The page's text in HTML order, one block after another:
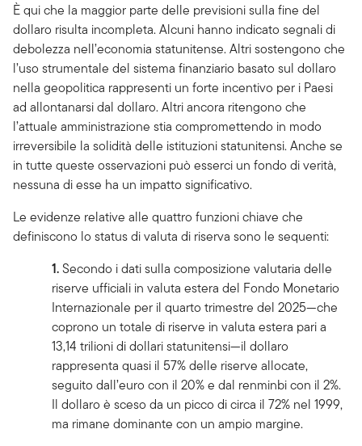
È qui che la maggior parte delle previsioni sulla fine del
dollaro risulta incompleta. Alcuni hanno indicato segnali di
debolezza nell’economia statunitense. Altri sostengono che
l’uso strumentale del sistema finanziario basato sul dollaro
nella geopolitica rappresenti un forte incentivo per i Paesi
ad allontanarsi dal dollaro. Altri ancora ritengono che
l’attuale amministrazione stia compromettendo in modo
irreversibile la solidità delle istituzioni statunitensi. Anche se
in tutte queste osservazioni può esserci un fondo di verità,
nessuna di esse ha un impatto significativo.
Le evidenze relative alle quattro funzioni chiave che
definiscono lo status di valuta di riserva sono le sequenti:
1.Secondo i dati sulla composizione valutaria delle
riserve ufficiali in valuta estera del Fondo Monetario
Internazionale per il quarto trimestre del 2025—che
coprono un totale di riserve in valuta estera pari a
13,14 trilioni di dollari statunitensi—il dollaro
rappresenta quasi il 57% delle riserve allocate,
seguito dall’euro con il 20% e dal renminbi con il 2%.
Il dollaro è sceso da un picco di circa il 72% nel 1999,
ma rimane dominante con un ampio margine.